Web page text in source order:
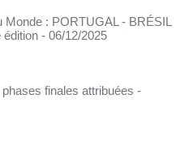
Monde : PORTUGAL - BRÉSIL
édition - 06/12/2025
finales attribuées -